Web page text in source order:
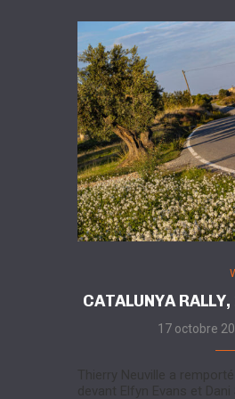
CATALUNYA
17 octobre
Thierry Neuville a
devant Elfyn Evans et